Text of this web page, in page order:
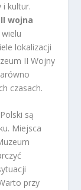
i kultur.
II wojna
lokalizacji
II Wojny
czasach.
są
Miejsca
przy